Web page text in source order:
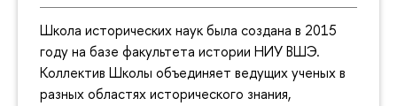
Школа исторических наук была создана в 2015
году на базе факультета истории НИУ ВШЭ.
Коллектив Школы объединяет ведущих ученых в
разных областях исторического знания,